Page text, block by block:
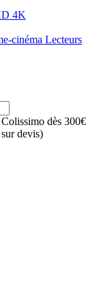
4K
cinéma Lecteurs
dès 300€
devis)